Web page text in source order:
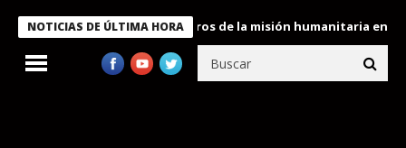
NOTICIAS DE ÚLTIMA HORA
condecora a miembros de la misión humanitaria enviada a